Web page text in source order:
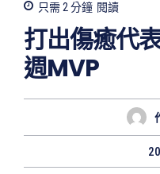
只需 2分鐘 閱讀
打出傷癒代
週MVP